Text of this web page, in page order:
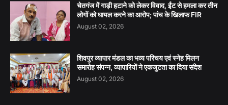
चेतगंज में गाड़ी हटाने को लेकर विवाद, ईंट से हमला कर तीन
लोगों को घायल करने का आरोप; पांच के खिलाफ FIR
August 02, 2026
शिवपुर व्यापार मंडल का भव्य परिचय एवं स्नेह मिलन
समारोह संपन्न, व्यापारियों ने एकजुटता का दिया संदेश
August 02, 2026